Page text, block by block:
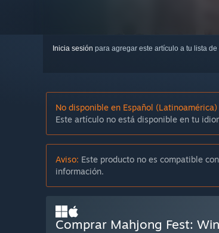
Inicia sesión para agregar este artículo a tu lista
No disponible en Español (Latinoamérica)
Este artículo no está disponible en tu
Aviso: Este producto no es compatible
información.
Comprar Mahjong Fest: